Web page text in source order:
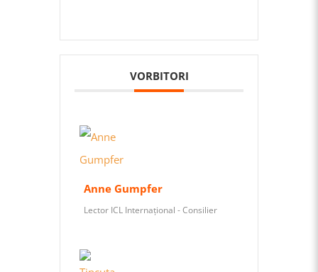
VORBITORI
Anne Gumpfer
Lector ICL Internațional - Consilier